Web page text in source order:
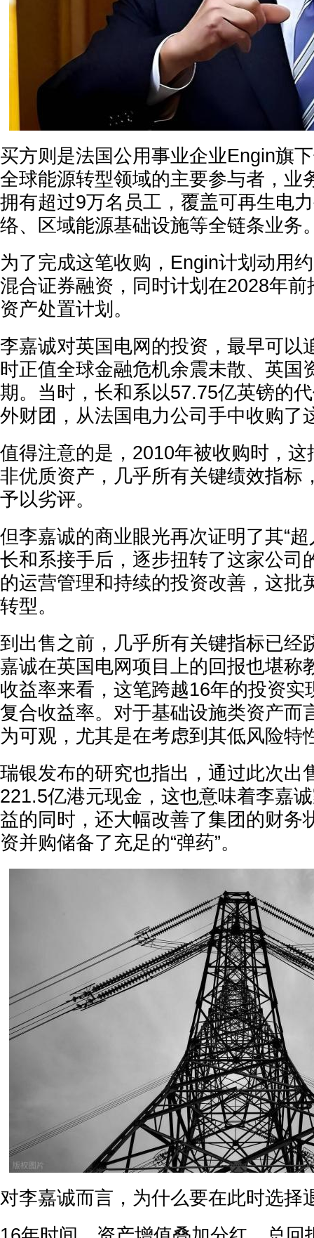
买方则是法国公用事业企业Engin旗
全球能源转型领域的主要参与者，业
拥有超过9万名员工，覆盖可再生电
络、区域能源基础设施等全链条业务
为了完成这笔收购，Engin计划动用
混合证券融资，同时计划在2028年
资产处置计划。
李嘉诚对英国电网的投资，最早可以
时正值全球金融危机余震未散、英国
期。当时，长和系以57.75亿英镑的
外财团，从法国电力公司手中收购了
值得注意的是，2010年被收购时，
非优质资产，几乎所有关键绩效指标
予以劣评。
但李嘉诚的商业眼光再次证明了其“
长和系接手后，逐步扭转了这家公司
的运营管理和持续的投资改善，这批
转型。
到出售之前，几乎所有关键指标已经
嘉诚在英国电网项目上的回报也堪称
收益率来看，这笔跨越16年的投资实
复合收益率。对于基础设施类资产而
为可观，尤其是在考虑到其低风险特
瑞银发布的研究也指出，通过此次出
221.5亿港元现金，这也意味着李嘉
益的同时，还大幅改善了集团的财务
资并购储备了充足的“弹药”。
对李嘉诚而言，为什么要在此时选择